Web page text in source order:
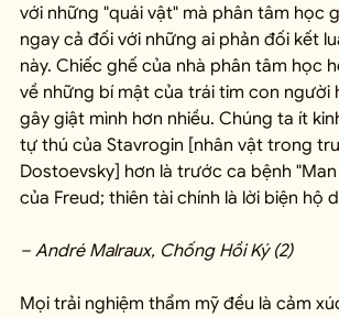
với những "quái vật" mà phân tâm học
ngay cả đối với những ai phản đối kết
này. Chiếc ghế của nhà phân tâm học
về những bí mật của trái tim con người
gây giật mình hơn nhiều. Chúng ta ít
tự thú của Stavrogin [nhân vật trong
Dostoevsky] hơn là trước ca bệnh
của Freud; thiên tài chính là lời biện hộ
– André Malraux, Chống Hồi Ký (2)
Mọi trải nghiệm thẩm mỹ đều là cảm